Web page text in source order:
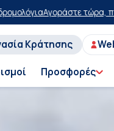
αργότερα με έκπτωση
Κράτησης
Προσφορές